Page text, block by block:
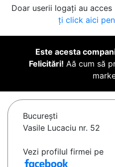
Doar userii logați au
ți click aici
Este acesta
Felicitări! Aă cum să
Bucureşti
Vasile Lucaciu nr. 52
Vezi profilul firmei pe